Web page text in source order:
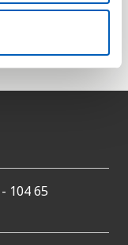
dessa tas
104 65